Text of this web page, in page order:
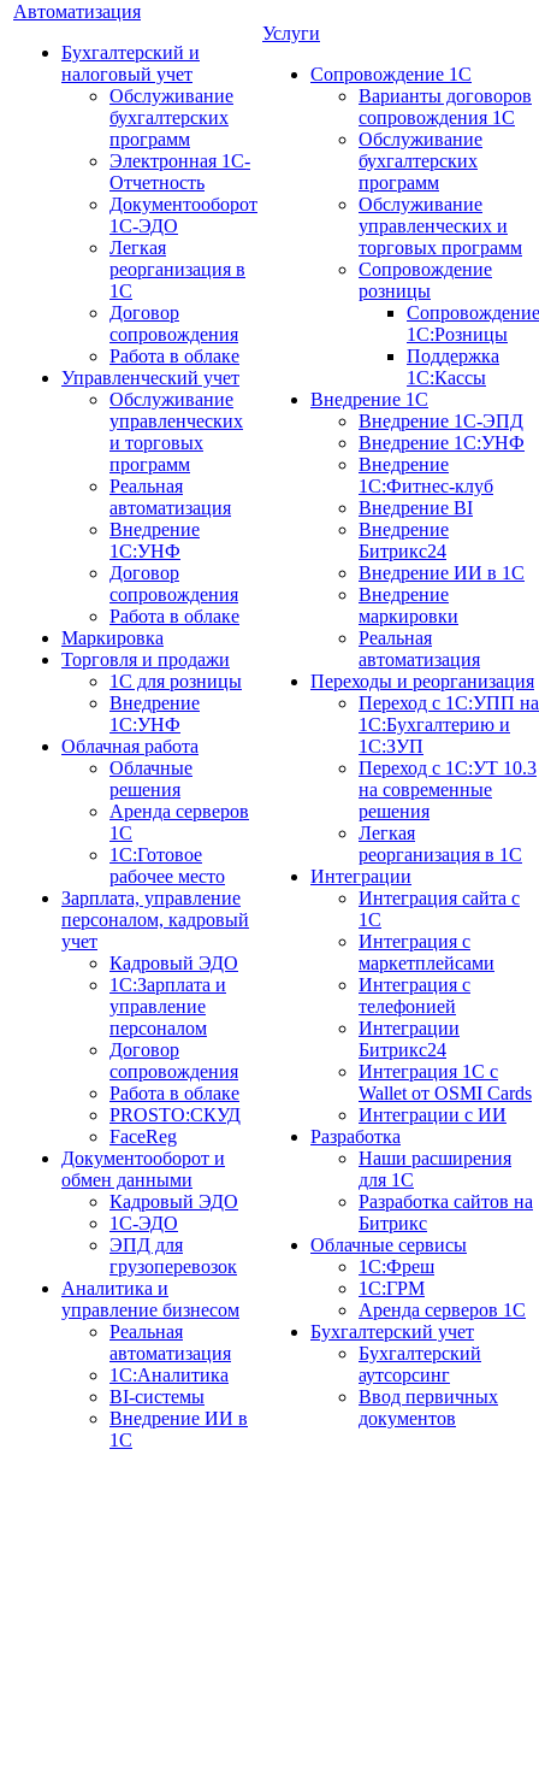
Автоматизация
Бухгалтерский и
налоговый учет
Обслуживание
бухгалтерских
программ
Электронная 1С-
Отчетность
Документооборот
1С-ЭДО
Легкая
реорганизация в
1С
Договор
сопровождения
Работа в облаке
Управленческий учет
Обслуживание
управленческих
и торговых
программ
Реальная
автоматизация
Внедрение
1С:УНФ
Договор
сопровождения
Работа в облаке
Маркировка
Торговля и продажи
1С для розницы
Внедрение
1С:УНФ
Облачная работа
Облачные
решения
Аренда серверов
1С
1C:Готовое
рабочее место
Зарплата, управление
персоналом, кадровый
учет
Кадровый ЭДО
1С:Зарплата и
управление
персоналом
Договор
сопровождения
Работа в облаке
PROSTO:СКУД
FaceReg
Документооборот и
обмен данными
Кадровый ЭДО
1С-ЭДО
ЭПД для
грузоперевозок
Аналитика и
управление бизнесом
Реальная
автоматизация
1С:Аналитика
BI-системы
Внедрение ИИ в
1С
Услуги
Сопровождение 1С
Варианты договоров
сопровождения 1С
Обслуживание
бухгалтерских
программ
Обслуживание
управленческих и
торговых программ
Сопровождение
розницы
Сопровождение
1С:Розницы
Поддержка
1С:Кассы
Внедрение 1С
Внедрение 1С-ЭПД
Внедрение 1С:УНФ
Внедрение
1С:Фитнес-клуб
Внедрение BI
Внедрение
Битрикс24
Внедрение ИИ в 1С
Внедрение
маркировки
Реальная
автоматизация
Переходы и реорганизация
Переход с 1С:УПП на
1С:Бухгалтерию и
1С:ЗУП
Переход с 1С:УТ 10.3
на современные
решения
Легкая
реорганизация в 1С
Интеграции
Интеграция сайта с
1С
Интеграция с
маркетплейсами
Интеграция с
телефонией
Интеграции
Битрикс24
Интеграция 1С с
Wallet от OSMI Cards
Интеграции с ИИ
Разработка
Наши расширения
для 1С
Разработка сайтов на
Битрикс
Облачные сервисы
1С:Фреш
1С:ГРМ
Аренда серверов 1С
Бухгалтерский учет
Бухгалтерский
аутсорсинг
Ввод первичных
документов